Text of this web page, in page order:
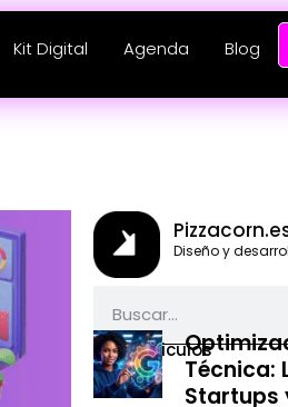
Kit Digital Agenda Blog
Diseño y
Más articulos
Técnica:
Startups